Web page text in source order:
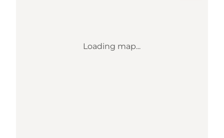
Loading map...